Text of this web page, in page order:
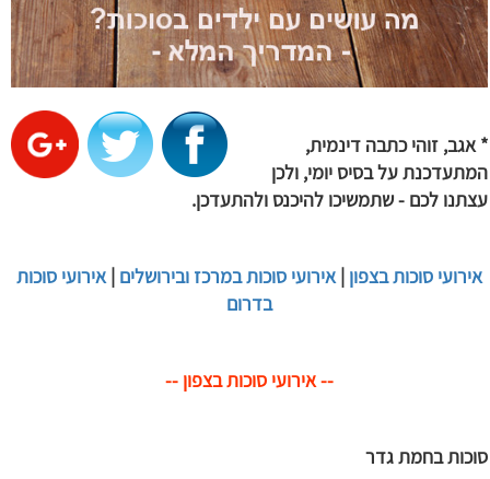
* אגב, זוהי כתבה דינמית,
המתעדכנת על בסיס יומי, ולכן
עצתנו לכם - שתמשיכו להיכנס ולהתעדכן.
אירועי סוכות בצפון |אירועי סוכות במרכז ובירושלים |אירועי סוכות
בדרום
-- אירועי סוכות בצפון --
סוכות בחמת גדר